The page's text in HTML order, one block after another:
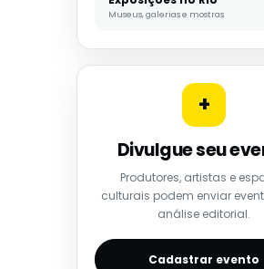
Museus, galerias e mostras
+
Divulgue seu
Produtores, artistas e
culturais podem enviar
análise editorial.
Cadastrar evento